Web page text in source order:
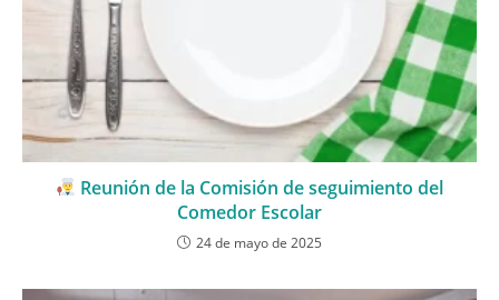
Reunión de la Comisión de seguimiento del
Comedor Escolar
24 de mayo de 2025